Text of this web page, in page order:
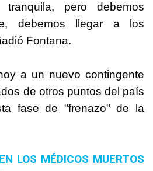
pero debemos
debemos llegar a los
Fontana.
a un nuevo contingente
de otros puntos del país
fase de "frenazo" de la
LOS MÉDICOS MUERTOS